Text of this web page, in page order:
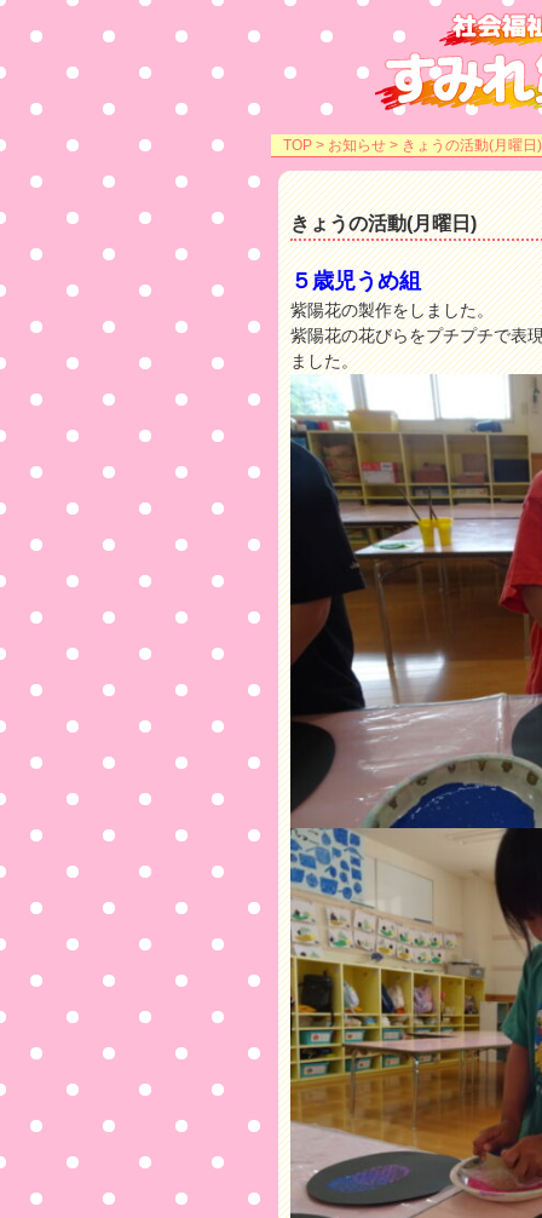
TOP > お知らせ > きょうの活動(月曜日)
きょうの活動(月曜日)
５歳児うめ組
紫陽花の製作をしました。
紫陽花の花びらをプチプチで表
ました。